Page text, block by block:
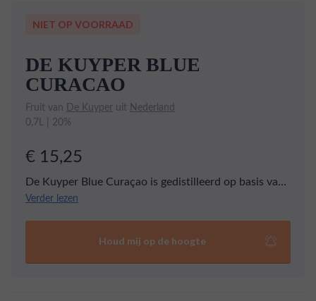
NIET OP VOORRAAD
DE KUYPER BLUE
CURACAO
Fruit van De Kuyper uit Nederland
0,7L | 20%
€ 15,25
De Kuyper Blue Curaçao is gedistilleerd op basis van
de zeldzame Laraha vruchten, afkomstig van Curaçao.
Geniet van de unieke en verfrissende ervaring die de
Kuyper Blue Curaçao biedt.
Verder lezen
Houd mij op de hoogte